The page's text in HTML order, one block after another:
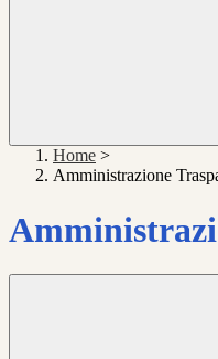
Home >
Amministrazione